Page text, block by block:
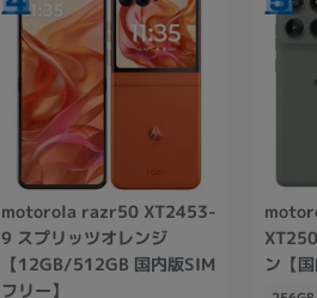
motorola razr50 XT2453-
9 スプリッツオレンジ
【12GB/512GB 国内版SIM
フリー】
ン【